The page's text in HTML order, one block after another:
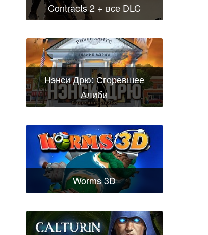
Contracts 2 + все DLC
Нэнси Дрю: Сгоревшее
Алиби
Worms 3D